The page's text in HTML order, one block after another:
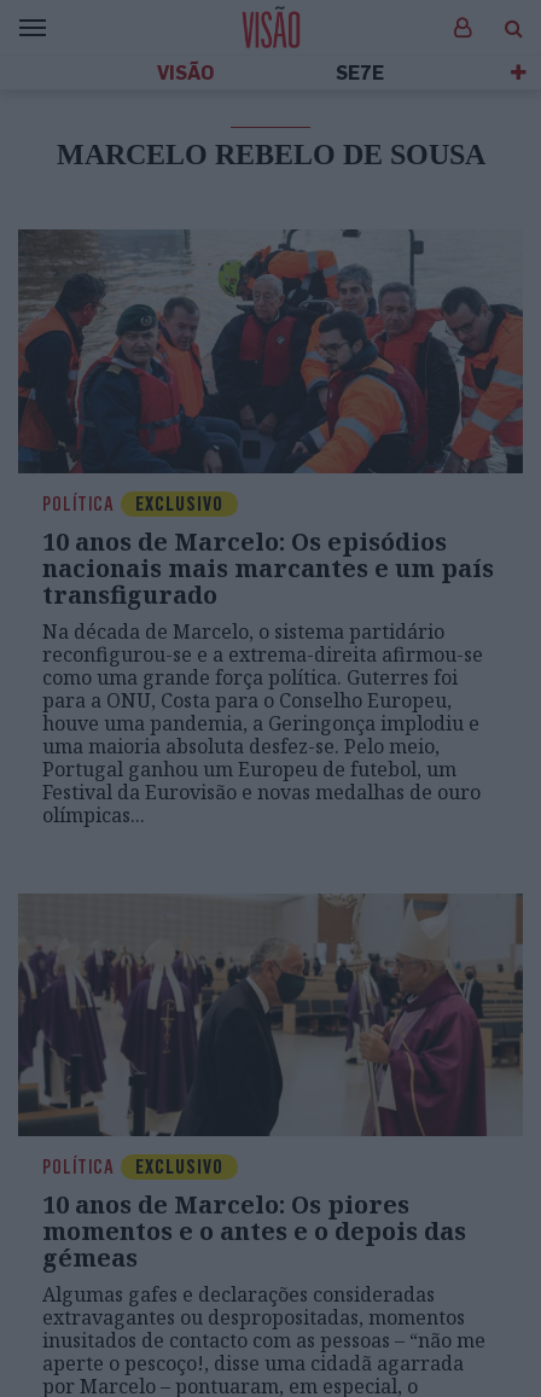
VISÃO SE7E
MARCELO REBELO DE SOUSA
POLÍTICA EXCLUSIVO
10 anos de Marcelo: Os episódios
nacionais mais marcantes e um país
transfigurado
Na década de Marcelo, o sistema partidário
reconfigurou-se e a extrema-direita afirmou-se
como uma grande força política. Guterres foi
para a ONU, Costa para o Conselho Europeu,
houve uma pandemia, a Geringonça implodiu e
uma maioria absoluta desfez-se. Pelo meio,
Portugal ganhou um Europeu de futebol, um
Festival da Eurovisão e novas medalhas de ouro
olímpicas...
POLÍTICA EXCLUSIVO
10 anos de Marcelo: Os piores
momentos e o antes e o depois das
gémeas
Algumas gafes e declarações consideradas
extravagantes ou despropositadas, momentos
inusitados de contacto com as pessoas – “não me
aperte o pescoço!, disse uma cidadã agarrada
por Marcelo – pontuaram, em especial, o